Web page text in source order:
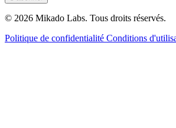
© 2026 Mikado Labs. Tous droits réservés.
Politique de confidentialité Conditions